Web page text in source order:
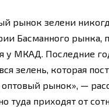
рынок зелени
Басманного рынка,
у МКАД. Последние
зелень, которая
рынок», —
туда приходят от